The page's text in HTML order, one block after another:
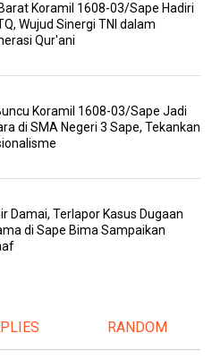
Koramil 1608-03/Sape Hadiri
Wujud Sinergi TNI dalam
Qur'ani
Koramil 1608-03/Sape Jadi
di SMA Negeri 3 Sape, Tekankan
Damai, Terlapor Kasus Dugaan
di Sape Bima Sampaikan
RANDOM